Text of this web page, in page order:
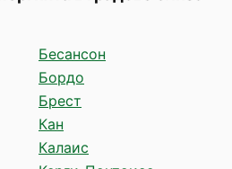
Бесансон
Бордо
Брест
Кан
Калаис